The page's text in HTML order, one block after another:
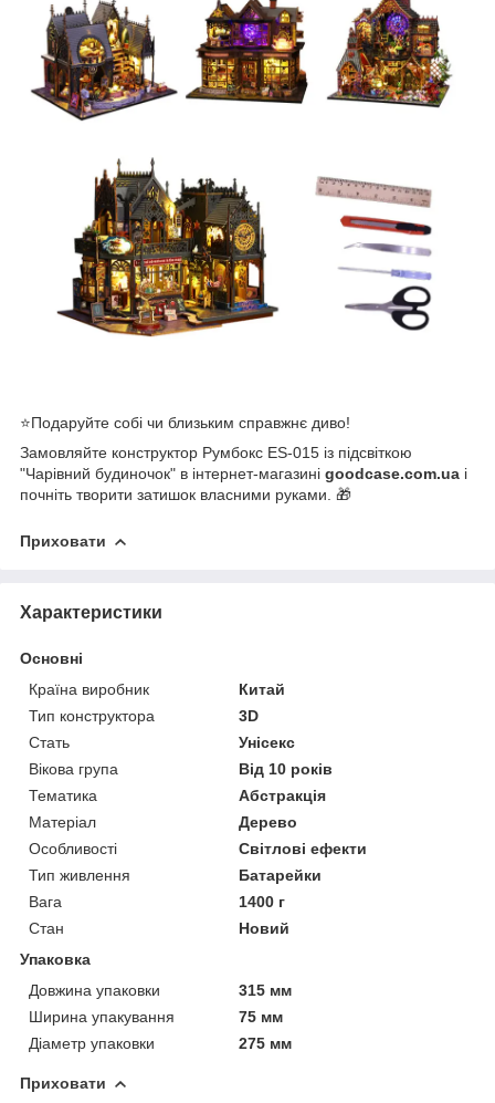
⭐Подаруйте собі чи близьким справжнє диво!
Замовляйте конструктор Румбокс ES-015 із підсвіткою
"Чарівний будиночок" в інтернет-магазині goodcase.com.ua і
почніть творити затишок власними руками. 🎁
Приховати
Характеристики
Основні
Країна виробник
Китай
Тип конструктора
3D
Стать
Унісекс
Вікова група
Від 10 років
Тематика
Абстракція
Матеріал
Дерево
Особливості
Світлові ефекти
Тип живлення
Батарейки
Вага
1400 г
Стан
Новий
Упаковка
Довжина упаковки
315 мм
Ширина упакування
75 мм
Діаметр упаковки
275 мм
Приховати